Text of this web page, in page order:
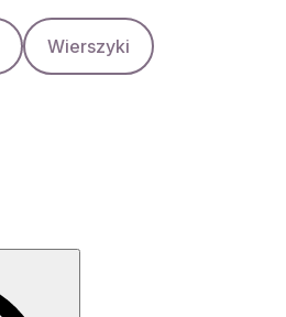
Wierszyki